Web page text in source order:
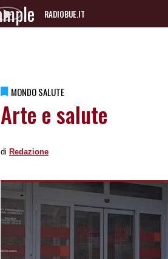
RADIOBUE.IT
Audio
MONDO SALUTE
Arte e salute
di Redazione